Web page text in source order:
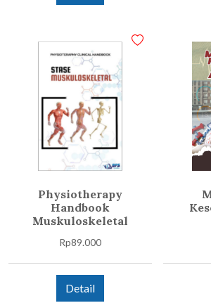
Physiotherapy
Handbook
Muskuloskeletal
Rp89.000
Detail